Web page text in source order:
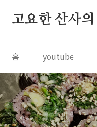
고요한 산사의
홈 youtube